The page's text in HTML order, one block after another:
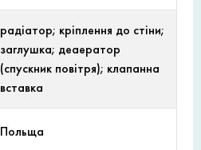
радіатор; кріплення до стіни;
заглушка; деаератор
(спускник повітря); клапанна
вставка
Польща